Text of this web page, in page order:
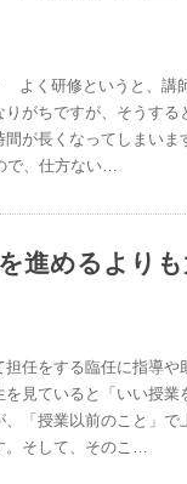
よく研修というと、講
りがちですが、そうする
が長くなってしまいま
で、仕方ない…
進めるよりも
任をする臨任に指導や
見ていると「いい授業
、「授業以前のこと」で
。そして、そのこ…